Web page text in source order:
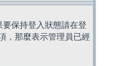
保持登入狀態請在登
，那麼表示管理員已經